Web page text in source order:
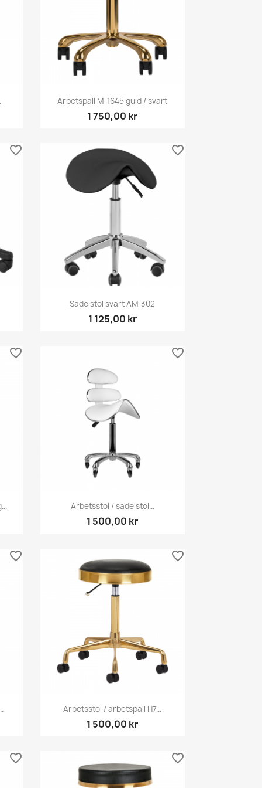
Snabbvy
Arbetspall M-1645 guld / svart
1 750,00 kr
favorite_border
Snabbvy
Sadelstol svart AM-302
1 125,00 kr
favorite_border
favorite_border
Snabbvy
Arbetsstol / sadelstol...
1 500,00 kr
favorite_border
favorite_border
Snabbvy
Arbetsstol / arbetspall H7...
1 500,00 kr
favorite_border
favorite_border favorite_border